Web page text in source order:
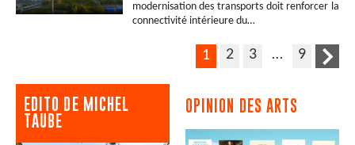
modernisation des transports doit renforcer la
connectivité intérieure du…
1 2 3 … 9
EDITO DE MICHEL
TAUBE
OPINION DES ARTS